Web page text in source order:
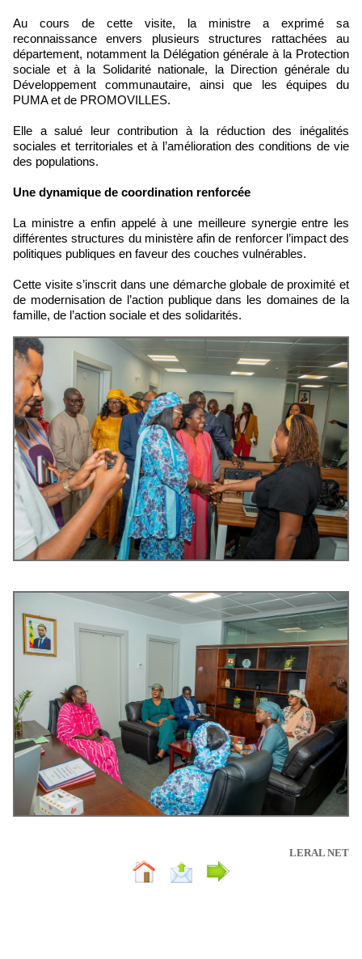
Au cours de cette visite, la ministre a exprimé sa
reconnaissance envers plusieurs structures rattachées au
département, notamment la Délégation générale à la Protection
sociale et à la Solidarité nationale, la Direction générale du
Développement communautaire, ainsi que les équipes du
PUMA et de PROMOVILLES.
Elle a salué leur contribution à la réduction des inégalités
sociales et territoriales et à l’amélioration des conditions de vie
des populations.
Une dynamique de coordination renforcée
La ministre a enfin appelé à une meilleure synergie entre les
différentes structures du ministère afin de renforcer l’impact des
politiques publiques en faveur des couches vulnérables.
Cette visite s’inscrit dans une démarche globale de proximité et
de modernisation de l’action publique dans les domaines de la
famille, de l’action sociale et des solidarités.
LERAL NET